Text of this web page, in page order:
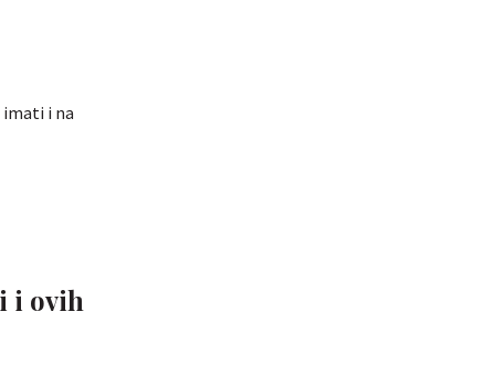
imati i na
i ovih